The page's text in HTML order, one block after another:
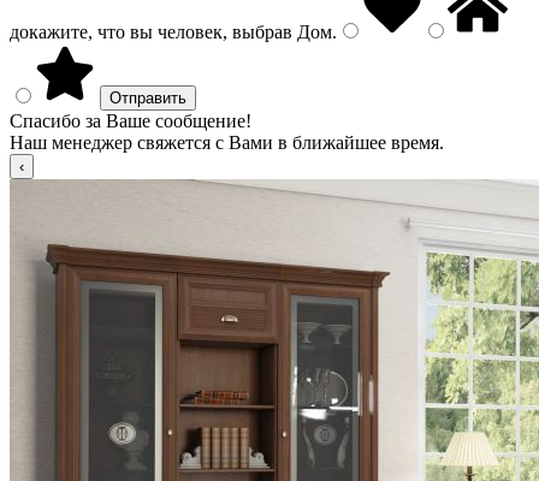
докажите, что вы человек, выбрав Дом.
Спасибо за Ваше сообщение!
Наш менеджер свяжется с Вами в ближайшее время.